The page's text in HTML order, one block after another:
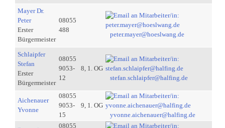
Mayer Dr.
Peter
Erster
Bürgermeister
08055
488
peter.mayer@hoeslwang.de
Schlaipfer
Stefan
Erster
Bürgermeister
08055
9053-
12
8, 1. OG
stefan.schlaipfer@halfing.de
Aichenauer
Yvonne
08055
9053-
15
9, 1. OG
yvonne.aichenauer@halfing.de
08055